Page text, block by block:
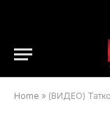
Home » (ВИДЕО) Таткото на